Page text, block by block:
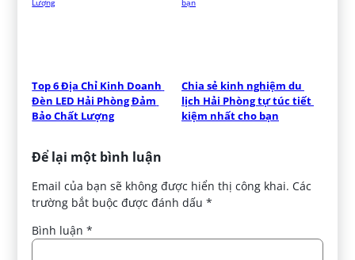
Top 6 Địa Chỉ Kinh Doanh
Đèn LED Hải Phòng Đảm
Bảo Chất Lượng
Chia sẻ kinh nghiệm du
lịch Hải Phòng tự túc tiết
kiệm nhất cho bạn
Để lại một bình luận
Email của bạn sẽ không được hiển thị công khai. Các
trường bắt buộc được đánh dấu*
Bình luận*